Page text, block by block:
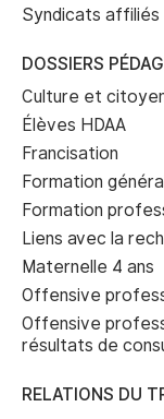
Syndicats affiliés
DOSSIERS
Culture et
Élèves HDAA
Francisation
Formation
Formation
Liens avec la
Maternelle 4 ans
Offensive
Offensive
résultats de
RELATIONS DU